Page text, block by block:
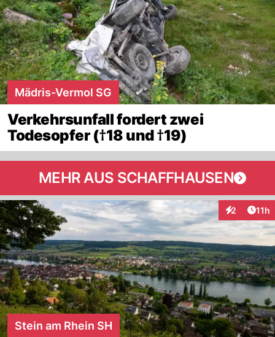
Mädris-Vermol SG
Verkehrsunfall fordert zwei
Todesopfer (†18 und †19)
MEHR AUS SCHAFFHAUSEN
2 11h
Stein am Rhein SH